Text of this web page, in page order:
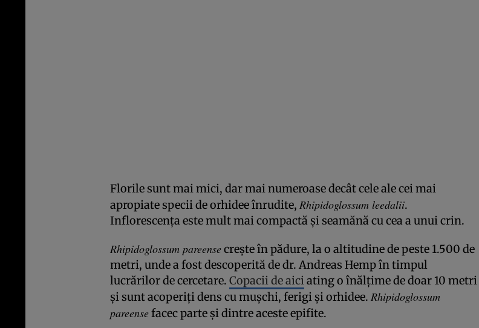
Florile sunt mai mici, dar mai numeroase decât cele ale cei mai
apropiate specii de orhidee înrudite, Rhipidoglossum leedalii.
Inflorescența este mult mai compactă și seamănă cu cea a unui crin.
Rhipidoglossum pareensecrește în pădure, la o altitudine de peste 1.500 de
metri, unde a fost descoperită de dr. Andreas Hemp în timpul
lucrărilor de cercetare. Copacii de aiciating o înălțime de doar 10 metri
și sunt acoperiți dens cu mușchi, ferigi și orhidee. Rhipidoglossum
pareensefacec parte și dintre aceste epifite.